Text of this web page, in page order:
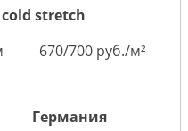
stretch
670/700 руб./м²
Германия